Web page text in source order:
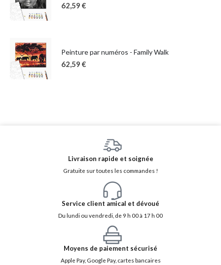
62,59 €
Peinture par numéros - Family Walk
62,59 €
Livraison rapide et soignée
Gratuite sur toutes les commandes !
Service client amical et dévoué
Du lundi ou vendredi, de 9 h 00 à 17 h 00
Moyens de paiement sécurisé
Apple Pay, Google Pay, cartes bancaires